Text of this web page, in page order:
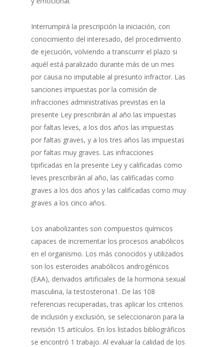
Interrumpirá la prescripción la iniciación, con
conocimiento del interesado, del procedimiento
de ejecución, volviendo a transcurrir el plazo si
aquél está paralizado durante más de un mes
por causa no imputable al presunto infractor. Las
sanciones impuestas por la comisión de
infracciones administrativas previstas en la
presente Ley prescribirán al año las impuestas
por faltas leves, a los dos años las impuestas
por faltas graves, y a los tres años las impuestas
por faltas muy graves. Las infracciones
tipificadas en la presente Ley y calificadas como
leves prescribirán al año, las calificadas como
graves a los dos años y las calificadas como muy
graves a los cinco años.
Los anabolizantes son compuestos químicos
capaces de incrementar los procesos anabólicos
en el organismo. Los más conocidos y utilizados
son los esteroides anabólicos androgénicos
(EAA), derivados artificiales de la hormona sexual
masculina, la testosterona1. De las 108
referencias recuperadas, tras aplicar los criterios
de inclusión y exclusión, se seleccionaron para la
revisión 15 artículos. En los listados bibliográficos
se encontró 1 trabajo. Al evaluar la calidad de los